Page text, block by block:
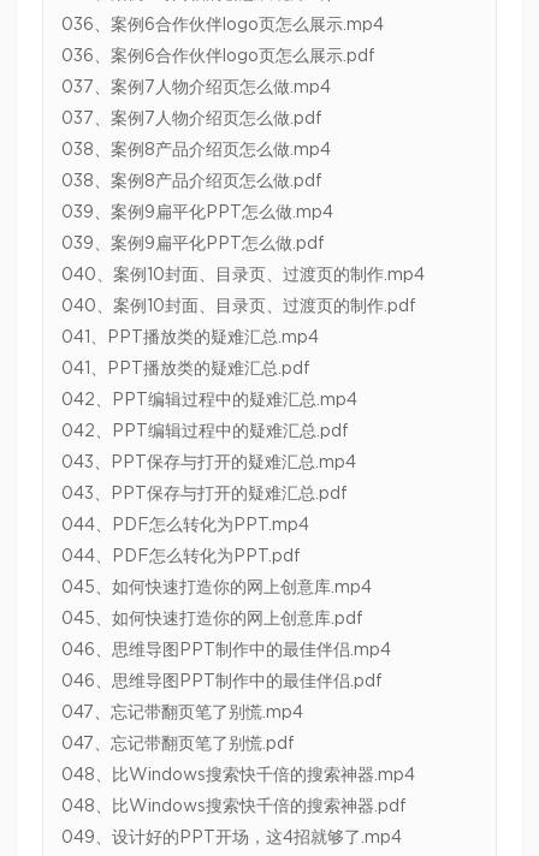
036、案例6合作伙伴logo页怎么展示.mp4
036、案例6合作伙伴logo页怎么展示.pdf
037、案例7人物介绍页怎么做.mp4
037、案例7人物介绍页怎么做.pdf
038、案例8产品介绍页怎么做.mp4
038、案例8产品介绍页怎么做.pdf
039、案例9扁平化PPT怎么做.mp4
039、案例9扁平化PPT怎么做.pdf
040、案例10封面、目录页、过渡页的制作.mp4
040、案例10封面、目录页、过渡页的制作.pdf
041、PPT播放类的疑难汇总.mp4
041、PPT播放类的疑难汇总.pdf
042、PPT编辑过程中的疑难汇总.mp4
042、PPT编辑过程中的疑难汇总.pdf
043、PPT保存与打开的疑难汇总.mp4
043、PPT保存与打开的疑难汇总.pdf
044、PDF怎么转化为PPT.mp4
044、PDF怎么转化为PPT.pdf
045、如何快速打造你的网上创意库.mp4
045、如何快速打造你的网上创意库.pdf
046、思维导图PPT制作中的最佳伴侣.mp4
046、思维导图PPT制作中的最佳伴侣.pdf
047、忘记带翻页笔了别慌.mp4
047、忘记带翻页笔了别慌.pdf
048、比Windows搜索快千倍的搜索神器.mp4
048、比Windows搜索快千倍的搜索神器.pdf
049、设计好的PPT开场，这4招就够了.mp4